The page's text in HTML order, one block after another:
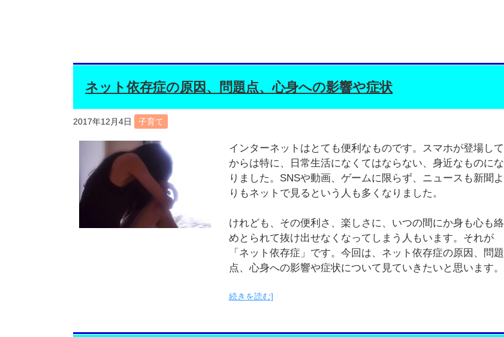
ネット依存症の原因、問題点、心身への影響や症状
2017年12月4日 子育て
インターネットはとても便利なものです。スマホが登場して
からは特に、日常生活になくてはならない、身近なものにな
りました。SNSや動画、ゲームに限らず、ニュースも新聞よ
りもネットで見るという人も多くなりました。
けれども、その便利さ、楽しさに、いつの間にか身も心も絡
めとられて抜け出せなくなってしまう人もいます。それが
「ネット依存症」です。今回は、ネット依存症の原因、問題
点、心身への影響や症状について見ていきたいと思います。
続きを読む]